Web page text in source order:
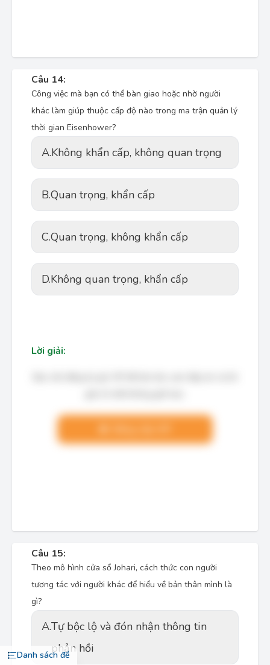
Danh sách đề
Câu 14:
Công việc mà bạn có thể bàn giao hoặc nhờ người
khác làm giúp thuộc cấp độ nào trong ma trận quản lý
thời gian Eisenhower?
A.Không khẩn cấp, không quan trọng
B.Quan trọng, khẩn cấp
C.Quan trọng, không khẩn cấp
D.Không quan trọng, khẩn cấp
Lời giải:
Câu 15:
Theo mô hình cửa sổ Johari, cách thức con người
tương tác với người khác để hiểu về bản thân mình là
gì?
A.Tự bộc lộ và đón nhận thông tin
phản hồi